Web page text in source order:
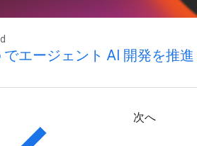
エージェント AI 開発を推進
次へ